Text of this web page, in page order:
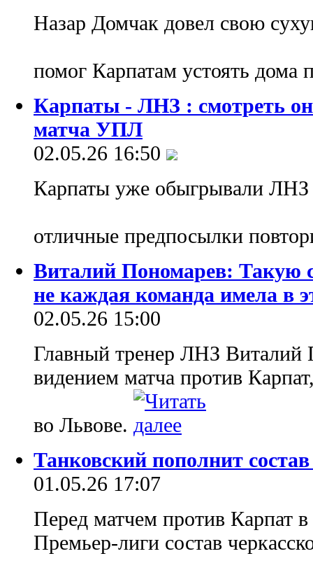
Назар Домчак довел свою
помог Карпатам устоять
Карпаты - ЛНЗ : смотреть
матча УПЛ
02.05.26 16:50
Карпаты уже обыгрывали ЛНЗ
отличные предпосылки
Виталий Пономарев: Такую
не каждая команда имела в
02.05.26 15:00
Главный тренер ЛНЗ Виталий
видением матча против
во Львове.
Танковский пополнит
01.05.26 17:07
Перед матчем против Карпат
Премьер-лиги состав